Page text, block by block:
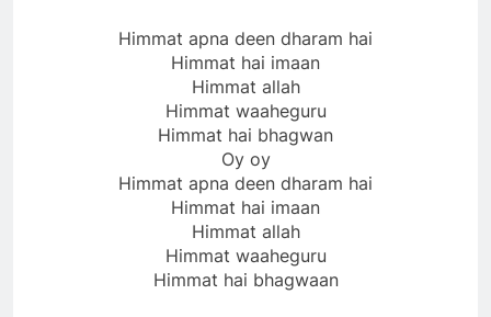
Himmat apna deen dharam hai
Himmat hai imaan
Himmat allah
Himmat waaheguru
Himmat hai bhagwan
Oy oy
Himmat apna deen dharam hai
Himmat hai imaan
Himmat allah
Himmat waaheguru
Himmat hai bhagwaan